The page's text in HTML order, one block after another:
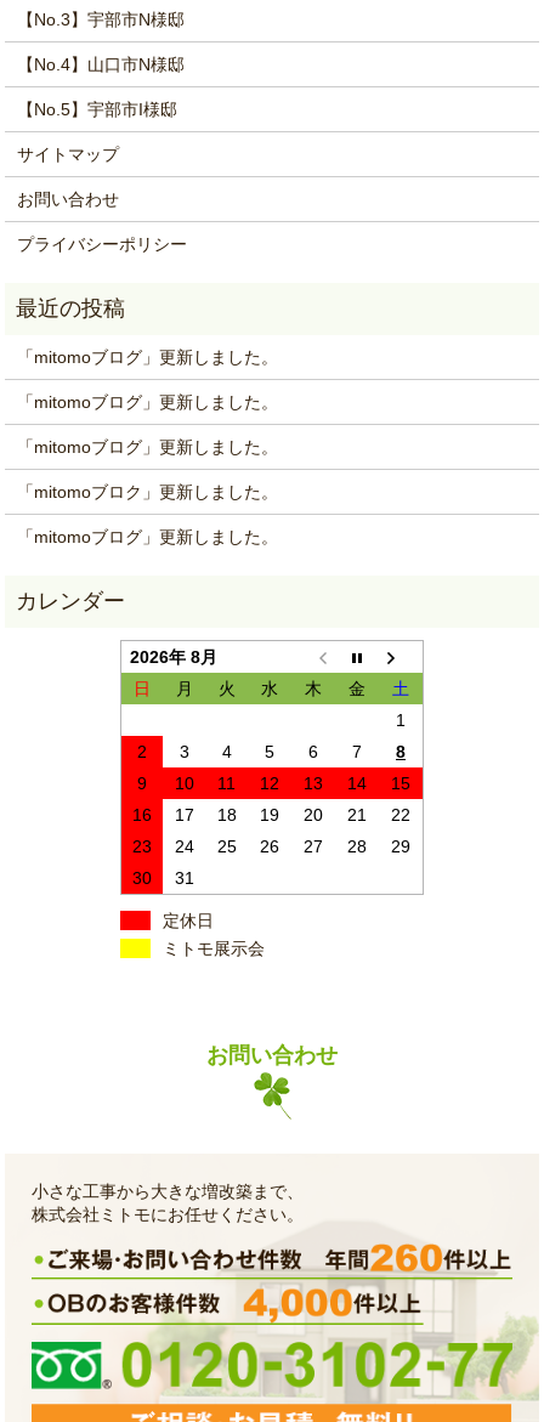
【No.3】宇部市N様邸
【No.4】山口市N様邸
【No.5】宇部市I様邸
サイトマップ
お問い合わせ
プライバシーポリシー
「mitomoブログ」更新しました。
「mitomoブログ」更新しました。
「mitomoブログ」更新しました。
「mitomoブロク」更新しました。
「mitomoブログ」更新しました。
2026年 8月
日
月 火 水 木 金
土
1
2
3 4 5 6 7
8
9
10 11 12 13 14
15
16
17 18 19 20 21
22
23
24 25 26 27 28
29
30
31
定休日
ミトモ展示会
お問い合わせ
小さな工事から大きな増改築まで、
株式会社ミトモにお任せください。